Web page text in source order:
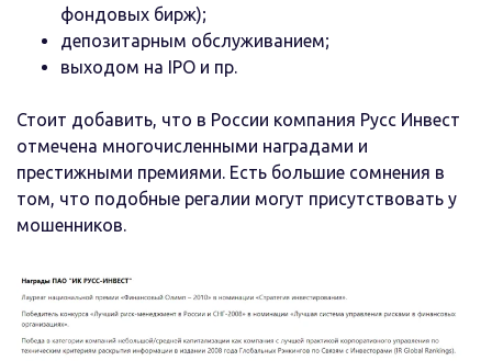
фондовых бирж);
депозитарным обслуживанием;
выходом на IPO и пр.
Стоит добавить, что в России компания Русс Инвест
отмечена многочисленными наградами и
престижными премиями. Есть большие сомнения в
том, что подобные регалии могут присутствовать у
мошенников.